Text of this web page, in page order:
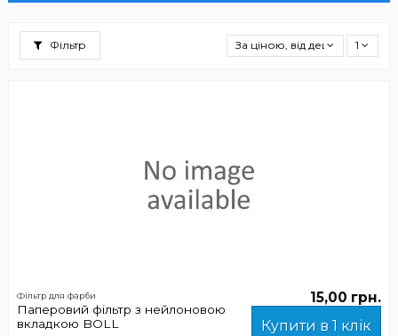
Фільтр За ціною, від дешевших
1
Фільтр для фарби
Паперовий фільтр з нейлоновою
вкладкою BOLL
15,00 грн.
Купити в 1 клік